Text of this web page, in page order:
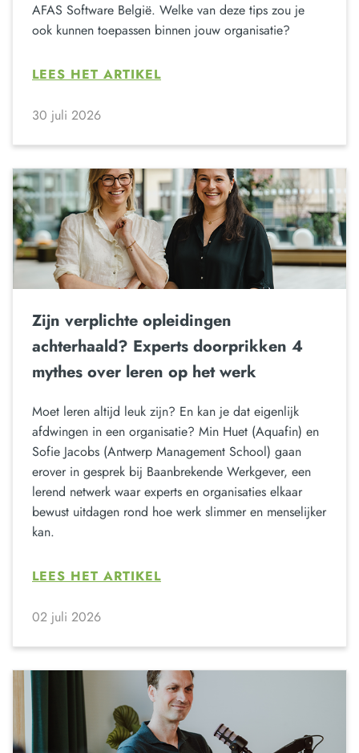
AFAS Software België. Welke van deze tips zou je
ook kunnen toepassen binnen jouw organisatie?
LEES HET ARTIKEL
30 juli 2026
Zijn verplichte opleidingen
achterhaald? Experts doorprikken 4
mythes over leren op het werk
Moet leren altijd leuk zijn? En kan je dat eigenlijk
afdwingen in een organisatie? Min Huet (Aquafin) en
Sofie Jacobs (Antwerp Management School) gaan
erover in gesprek bij Baanbrekende Werkgever, een
lerend netwerk waar experts en organisaties elkaar
bewust uitdagen rond hoe werk slimmer en menselijker
kan.
LEES HET ARTIKEL
02 juli 2026